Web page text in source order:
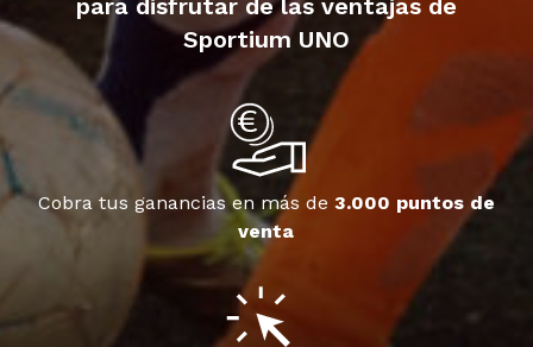
para disfrutar de las ventajas de
Sportium UNO
Cobra tus ganancias en más de 3.000 puntos de
venta